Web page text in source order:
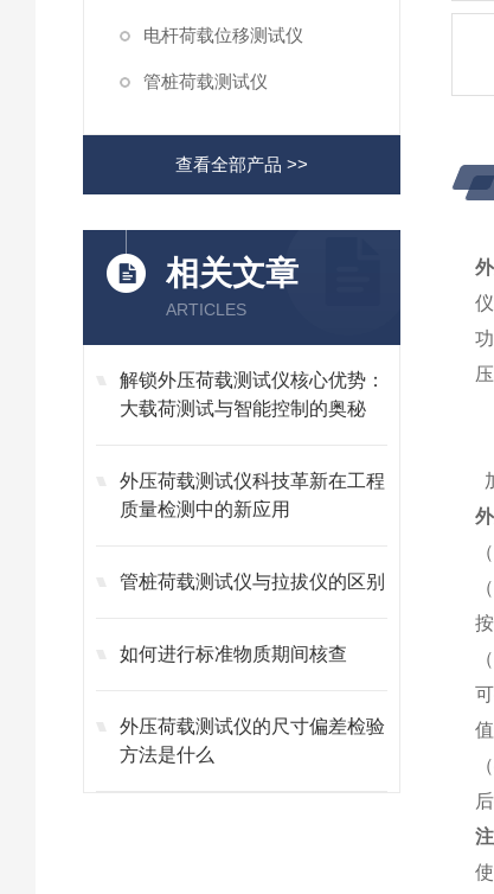
电杆荷载位移测试仪
管桩荷载测试仪
查看全部产品 >>
相关文章
ARTICLES
解锁外压荷载测试仪核心优势：
大载荷测试与智能控制的奥秘
外压荷载测试仪科技革新在工程
质量检测中的新应用
管桩荷载测试仪与拉拔仪的区别
如何进行标准物质期间核查
外压荷载测试仪的尺寸偏差检验
方法是什么